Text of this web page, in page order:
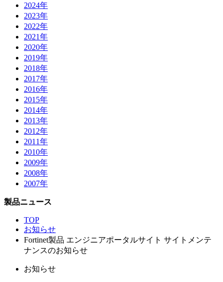
2024年
2023年
2022年
2021年
2020年
2019年
2018年
2017年
2016年
2015年
2014年
2013年
2012年
2011年
2010年
2009年
2008年
2007年
製品ニュース
TOP
お知らせ
Fortinet製品 エンジニアポータルサイト サイトメンテ
ナンスのお知らせ
お知らせ